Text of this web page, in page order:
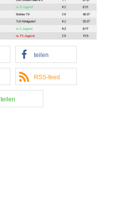
teilen
RSS-feed
teilen